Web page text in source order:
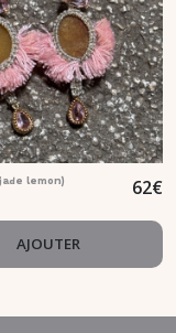
(jade lemon) 62€
AJOUTER